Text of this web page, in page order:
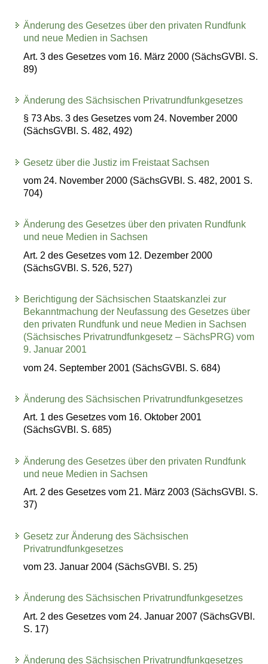
Änderung des Gesetzes über den privaten Rundfunk
und neue Medien in Sachsen
Art. 3 des Gesetzes vom 16. März 2000 (SächsGVBl. S.
89)
Änderung des Sächsischen Privatrundfunkgesetzes
§ 73 Abs. 3 des Gesetzes vom 24. November 2000
(SächsGVBl. S. 482, 492)
Gesetz über die Justiz im Freistaat Sachsen
vom 24. November 2000 (SächsGVBl. S. 482, 2001 S.
704)
Änderung des Gesetzes über den privaten Rundfunk
und neue Medien in Sachsen
Art. 2 des Gesetzes vom 12. Dezember 2000
(SächsGVBl. S. 526, 527)
Berichtigung der Sächsischen Staatskanzlei zur
Bekanntmachung der Neufassung des Gesetzes über
den privaten Rundfunk und neue Medien in Sachsen
(Sächsisches Privatrundfunkgesetz – SächsPRG) vom
9. Januar 2001
vom 24. September 2001 (SächsGVBl. S. 684)
Änderung des Sächsischen Privatrundfunkgesetzes
Art. 1 des Gesetzes vom 16. Oktober 2001
(SächsGVBl. S. 685)
Änderung des Gesetzes über den privaten Rundfunk
und neue Medien in Sachsen
Art. 2 des Gesetzes vom 21. März 2003 (SächsGVBl. S.
37)
Gesetz zur Änderung des Sächsischen
Privatrundfunkgesetzes
vom 23. Januar 2004 (SächsGVBl. S. 25)
Änderung des Sächsischen Privatrundfunkgesetzes
Art. 2 des Gesetzes vom 24. Januar 2007 (SächsGVBl.
S. 17)
Änderung des Sächsischen Privatrundfunkgesetzes